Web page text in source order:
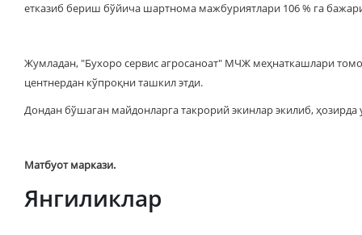
етказиб бериш бўйича шартнома мажбуриятлари 106 % га
Жумладан, "Бухоро сервис агросаноат" МЧЖ меҳнаткашлари
центнердан кўпроқни ташкил этди.
Дондан бўшаган майдонларга такрорий экинлар экилиб,
Матбуот маркази.
Янгиликлар